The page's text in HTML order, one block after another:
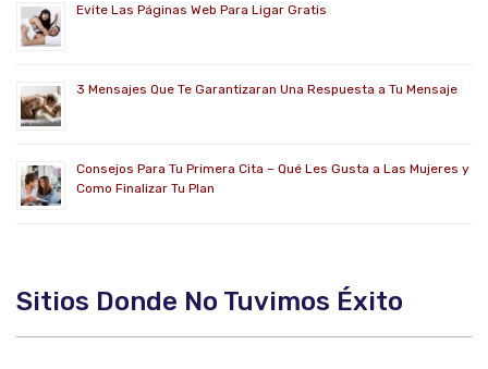
Evite Las Páginas Web Para Ligar Gratis
3 Mensajes Que Te Garantizaran Una Respuesta a Tu Mensaje
Consejos Para Tu Primera Cita – Qué Les Gusta a Las Mujeres y
Como Finalizar Tu Plan
Sitios Donde No Tuvimos Éxito